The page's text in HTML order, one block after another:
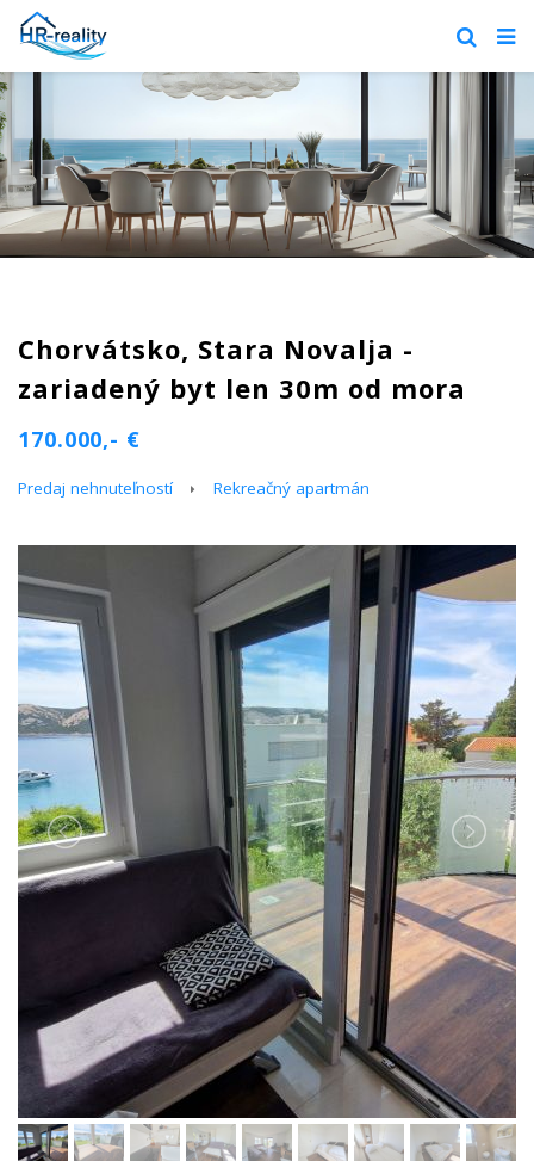
Chorvátsko, Stara Novalja -
zariadený byt len 30m od mora
170.000,- €
Predaj nehnuteľností Rekreačný apartmán